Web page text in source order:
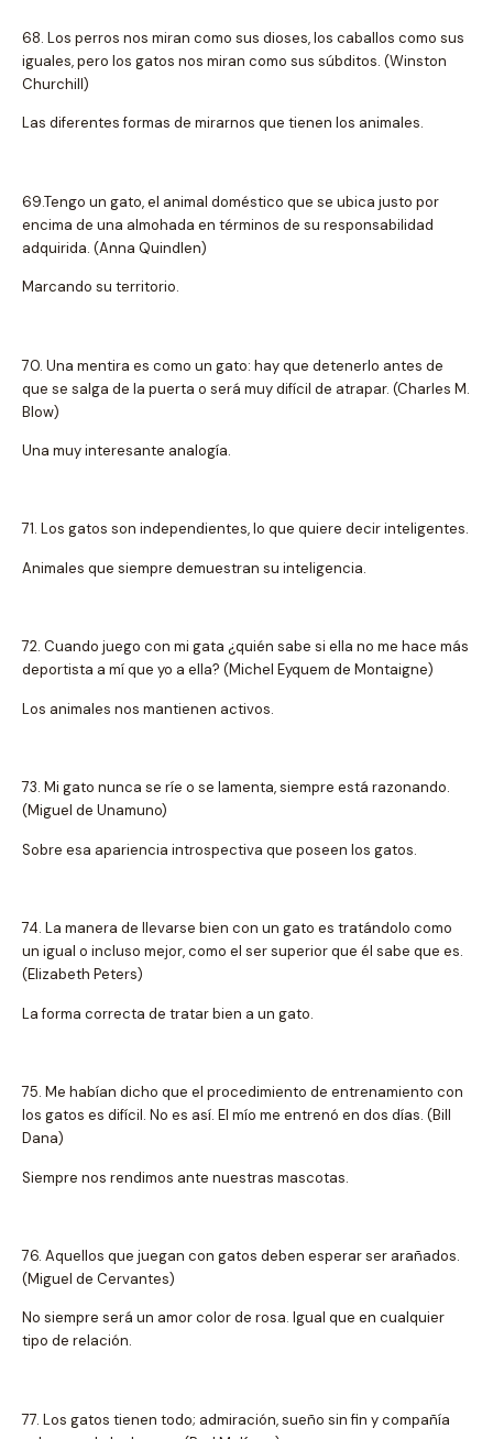
68. Los perros nos miran como sus dioses, los caballos como sus
iguales, pero los gatos nos miran como sus súbditos. (Winston
Churchill)
Las diferentes formas de mirarnos que tienen los animales.
69.Tengo un gato, el animal doméstico que se ubica justo por
encima de una almohada en términos de su responsabilidad
adquirida. (Anna Quindlen)
Marcando su territorio.
70. Una mentira es como un gato: hay que detenerlo antes de
que se salga de la puerta o será muy difícil de atrapar. (Charles M.
Blow)
Una muy interesante analogía.
71. Los gatos son independientes, lo que quiere decir inteligentes.
Animales que siempre demuestran su inteligencia.
72. Cuando juego con mi gata ¿quién sabe si ella no me hace más
deportista a mí que yo a ella? (Michel Eyquem de Montaigne)
Los animales nos mantienen activos.
73. Mi gato nunca se ríe o se lamenta, siempre está razonando.
(Miguel de Unamuno)
Sobre esa apariencia introspectiva que poseen los gatos.
74. La manera de llevarse bien con un gato es tratándolo como
un igual o incluso mejor, como el ser superior que él sabe que es.
(Elizabeth Peters)
La forma correcta de tratar bien a un gato.
75. Me habían dicho que el procedimiento de entrenamiento con
los gatos es difícil. No es así. El mío me entrenó en dos días. (Bill
Dana)
Siempre nos rendimos ante nuestras mascotas.
76. Aquellos que juegan con gatos deben esperar ser arañados.
(Miguel de Cervantes)
No siempre será un amor color de rosa. Igual que en cualquier
tipo de relación.
77. Los gatos tienen todo; admiración, sueño sin fin y compañía